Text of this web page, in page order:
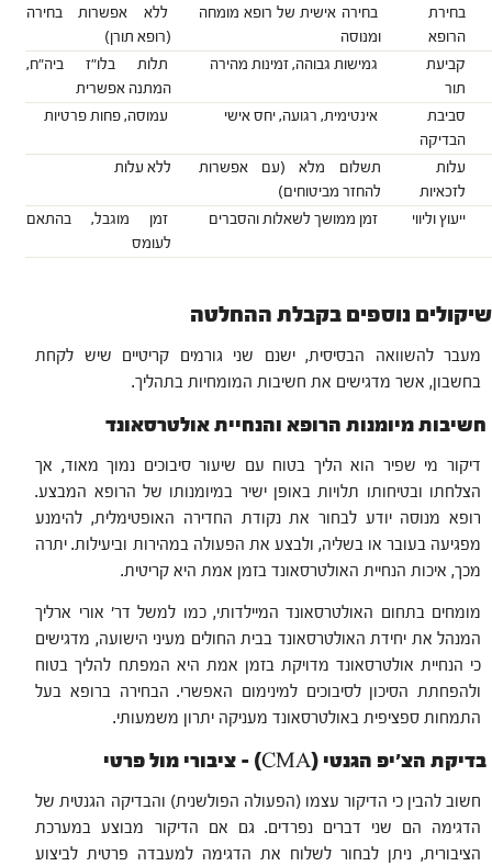
בחירת
הרופא
בחירה אישית של רופא מומחה
ומנוסה
ללא אפשרות בחירה
(רופא תורן)
קביעת
תור
גמישות גבוהה, זמינות מהירה
תלות בלו"ז ביה"ח,
המתנה אפשרית
סביבת
הבדיקה
אינטימית, רגועה, יחס אישי עמוסה, פחות פרטיות
עלות
לזכאיות
תשלום מלא (עם אפשרות
להחזר מביטוחים)
ללא עלות
ייעוץ וליווי זמן ממושך לשאלות והסברים
זמן מוגבל, בהתאם
לעומס
שיקולים נוספים בקבלת ההחלטה
מעבר להשוואה הבסיסית, ישנם שני גורמים קריטיים שיש לקחת
בחשבון, אשר מדגישים את חשיבות המומחיות בתהליך.
חשיבות מיומנות הרופא והנחיית אולטרסאונד
דיקור מי שפיר הוא הליך בטוח עם שיעור סיבוכים נמוך מאוד, אך
הצלחתו ובטיחותו תלויות באופן ישיר במיומנותו של הרופא המבצע.
רופא מנוסה יודע לבחור את נקודת החדירה האופטימלית, להימנע
מפגיעה בעובר או בשליה, ולבצע את הפעולה במהירות וביעילות. יתרה
מכך, איכות הנחיית האולטרסאונד בזמן אמת היא קריטית.
מומחים בתחום האולטרסאונד המיילדותי, כמו למשל דר' אורי ארליך
המנהל את יחידת האולטרסאונד בבית החולים מעיני הישועה, מדגישים
כי הנחיית אולטרסאונד מדויקת בזמן אמת היא המפתח להליך בטוח
ולהפחתת הסיכון לסיבוכים למינימום האפשרי. הבחירה ברופא בעל
התמחות ספציפית באולטרסאונד מעניקה יתרון משמעותי.
בדיקת הצ'יפ הגנטי (CMA) – ציבורי מול פרטי
חשוב להבין כי הדיקור עצמו (הפעולה הפולשנית) והבדיקה הגנטית של
הדגימה הם שני דברים נפרדים. גם אם הדיקור מבוצע במערכת
הציבורית, ניתן לבחור לשלוח את הדגימה למעבדה פרטית לביצוע